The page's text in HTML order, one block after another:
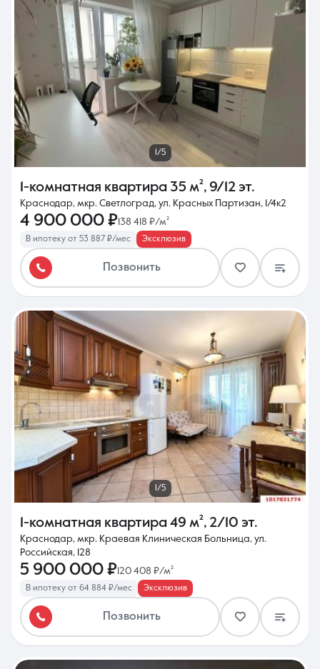
1/5
1-комнатная квартира 35 м², 9/12 эт.
Краснодар, мкр. Светлоград, ул. Красных Партизан, 1/4к2
4 900 000 ₽138 418 ₽/м²
В ипотеку от 53 887 ₽/мес Эксклюзив
Позвонить
1/5
1-комнатная квартира 49 м², 2/10 эт.
Краснодар, мкр. Краевая Клиническая Больница, ул.
Российская, 128
5 900 000 ₽120 408 ₽/м²
В ипотеку от 64 884 ₽/мес Эксклюзив
Позвонить